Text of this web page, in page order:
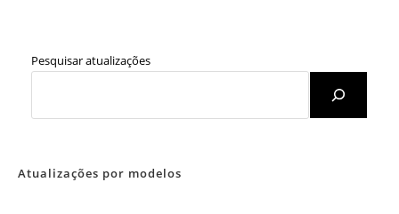
Pesquisar atualizações
Atualizações por modelos